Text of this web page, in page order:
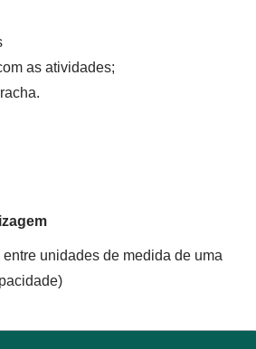
as atividades;
unidades de medida de uma